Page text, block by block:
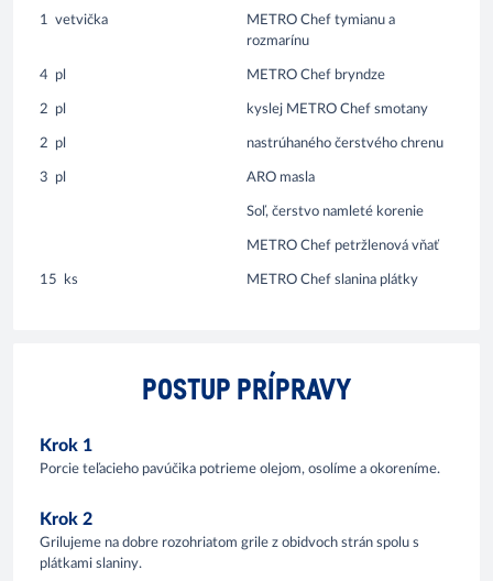
1 vetvička
METRO Chef tymianu a
rozmarínu
4 pl METRO Chef bryndze
2 pl kyslej METRO Chef smotany
2 pl nastrúhaného čerstvého chrenu
3 pl ARO masla
Soľ, čerstvo namleté korenie
METRO Chef petržlenová vňať
15 ks METRO Chef slanina plátky
POSTUP PRÍPRAVY
Krok 1
Porcie teľacieho pavúčika potrieme olejom, osolíme a okoreníme.
Krok 2
Grilujeme na dobre rozohriatom grile z obidvoch strán spolu s
plátkami slaniny.